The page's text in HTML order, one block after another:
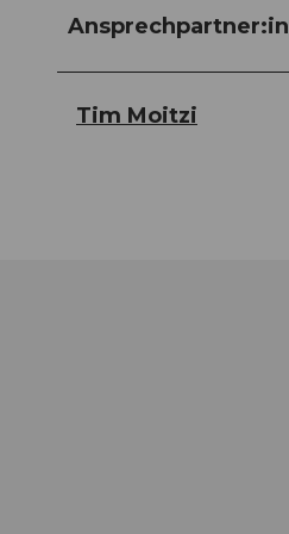
Ansprechpartner:in
Tim Moitzi